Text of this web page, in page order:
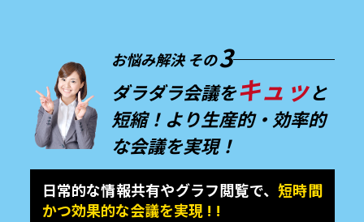
お悩み解決 その3
ダラダラ会議をキュッと
短縮！ より生産的・効率的
な会議を実現！
日常的な情報共有やグラフ閲覧で、短時間
かつ効果的な会議を実現 ! !